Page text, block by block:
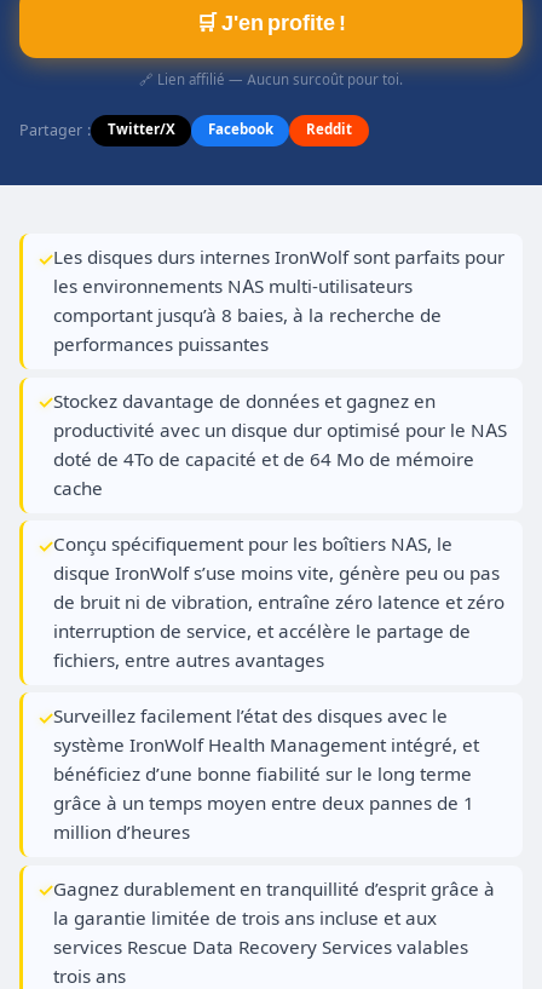
🛒 J'en profite !
🔗 Lien affilié — Aucun surcoût pour toi.
Partager : Twitter/X Facebook Reddit
Les disques durs internes IronWolf sont parfaits pour
les environnements NAS multi-utilisateurs
comportant jusqu’à 8 baies, à la recherche de
performances puissantes
Stockez davantage de données et gagnez en
productivité avec un disque dur optimisé pour le NAS
doté de 4To de capacité et de 64 Mo de mémoire
cache
Conçu spécifiquement pour les boîtiers NAS, le
disque IronWolf s’use moins vite, génère peu ou pas
de bruit ni de vibration, entraîne zéro latence et zéro
interruption de service, et accélère le partage de
fichiers, entre autres avantages
Surveillez facilement l’état des disques avec le
système IronWolf Health Management intégré, et
bénéficiez d’une bonne fiabilité sur le long terme
grâce à un temps moyen entre deux pannes de 1
million d’heures
Gagnez durablement en tranquillité d’esprit grâce à
la garantie limitée de trois ans incluse et aux
services Rescue Data Recovery Services valables
trois ans